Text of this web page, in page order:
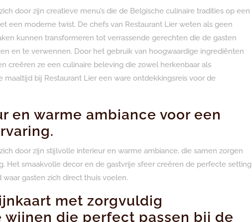
door zijn creatieve menu’s die de Belgische culinaire tradities op een
een moderne twist. De chefs van Restaurant Lier weten als geen
kunnen transformeren tot verrassende gerechten die de gasten
en te verwennen. Door het gebruik van hoogwaardige ingrediënten
creëren ze een culinaire beleving die zowel herkenbaar als
maaltijd bij Restaurant Lier een ware ontdekkingsreis voor de
en warme ambiance voor een
door zijn stijlvolle interieur en warme ambiance, die samen zorgen
Het smaakvolle decor en de gastvrije sfeer creëren de perfecte setting
gasten zich direct thuis voelen.
met zorgvuldig
die perfect passen bij de